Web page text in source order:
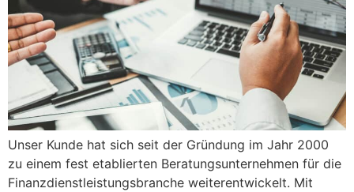
Unser Kunde hat sich seit der Gründung im Jahr 2000
zu einem fest etablierten Beratungsunternehmen für die
Finanzdienstleistungsbranche weiterentwickelt. Mit